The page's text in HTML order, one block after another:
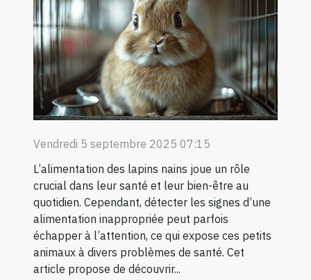
Vendredi 5 septembre 2025 07:15
L’alimentation des lapins nains joue un rôle
crucial dans leur santé et leur bien-être au
quotidien. Cependant, détecter les signes d’une
alimentation inappropriée peut parfois
échapper à l’attention, ce qui expose ces petits
animaux à divers problèmes de santé. Cet
article propose de découvrir...